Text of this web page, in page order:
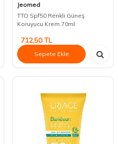
Jeomed
TTO Spf50 Renkli Güneş
Koruyucu Krem 70ml
712,50TL
Sepete Ekle